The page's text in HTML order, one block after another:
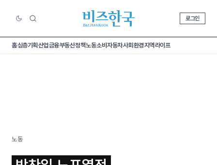
로그인
홈심층기획산업금융부동산정책노동소비 자동차사회환경지역라이프
노동